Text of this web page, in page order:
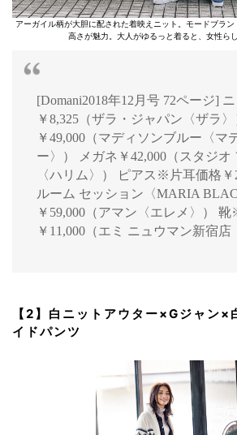
アーガイル柄が大胆に配された着映えニット。モードブラ
高さが魅力。大人がゆるっと着ると、女性ら
[Domani2018年12月号 72ページ] ニ
￥8,325（ザラ・ジャパン〈ザラ
￥49,000（マディソンブルー〈マ
ー〉） メガネ￥42,000（スタジオ
〈ハリム〉） ピアス※片耳価格￥
ルーム セッション〈MARIA
￥59,000（アマン〈エレメ〉）
￥11,000（エミ ニュウマン新宿店
【2】白ニットアウター×Gジャン×
イドパンツ